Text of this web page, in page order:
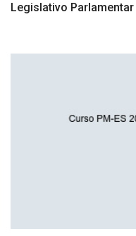
Legislativo Parlamentar